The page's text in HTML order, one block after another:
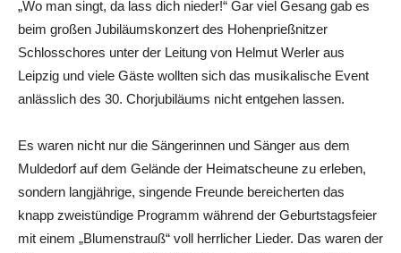
„Wo man singt, da lass dich nieder!“ Gar viel Gesang gab es
beim großen Jubiläumskonzert des Hohenprießnitzer
Schlosschores unter der Leitung von Helmut Werler aus
Leipzig und viele Gäste wollten sich das musikalische Event
anlässlich des 30. Chorjubiläums nicht entgehen lassen.
Es waren nicht nur die Sängerinnen und Sänger aus dem
Muldedorf auf dem Gelände der Heimatscheune zu erleben,
sondern langjährige, singende Freunde bereicherten das
knapp zweistündige Programm während der Geburtstagsfeier
mit einem „Blumenstrauß“ voll herrlicher Lieder. Das waren der